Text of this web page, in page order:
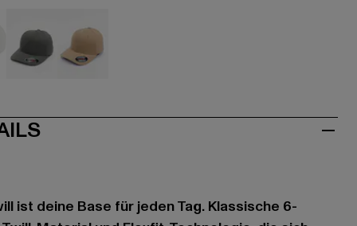
ist deine Base für jeden Tag. Klassische 6-